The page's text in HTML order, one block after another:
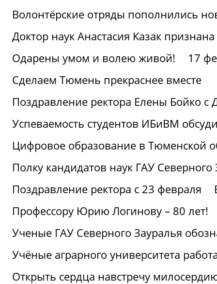
Волонтёрские отряды пополнились
Доктор наук Анастасия Казак
Одарены умом и волею живой!
17
Сделаем Тюмень прекраснее вместе
Поздравление ректора Елены Бойко с
Успеваемость студентов ИБиВМ
Цифровое образование в Тюменской
Полку кандидатов наук ГАУ
Поздравление ректора с 23 февраля
Профессору Юрию Логинову – 80 лет!
Ученые ГАУ Северного Зауралья
Учёные аграрного университета
Открыть сердца навстречу